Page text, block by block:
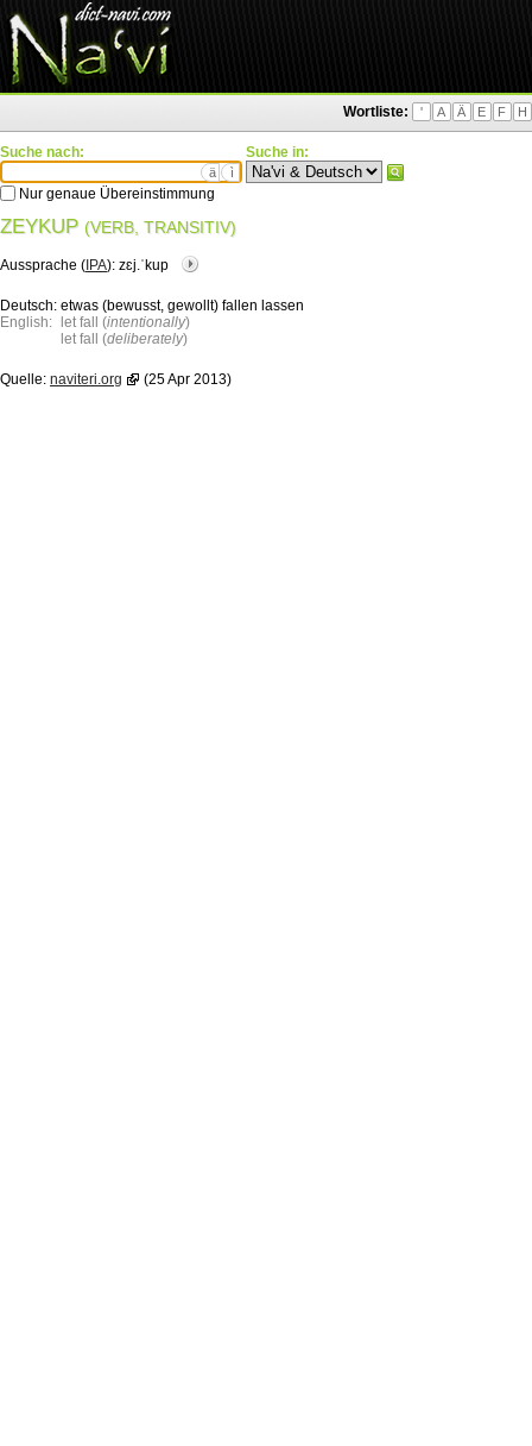
Wortliste: ' A Ä E F H
Suche nach:
ä ì
Nur genaue Übereinstimmung
Suche in:
ZEYKUP (VERB, TRANSITIV)
Aussprache ( IPA): zɛj.ˈkup
Deutsch: etwas (bewusst, gewollt) fallen lassen
English:
let fall (intentionally)
let fall (deliberately)
Quelle: naviteri.org (25 Apr 2013)